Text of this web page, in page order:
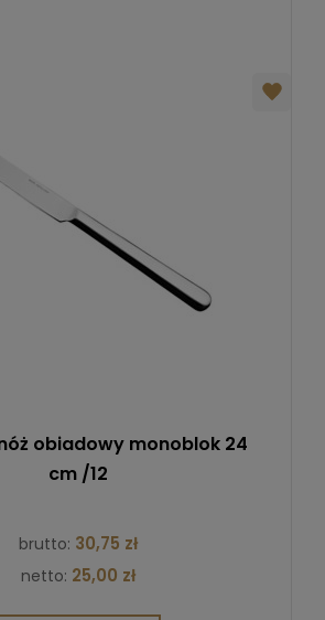
nóż obiadowy monoblok 24
cm /12
brutto: 30,75 zł
netto: 25,00 zł